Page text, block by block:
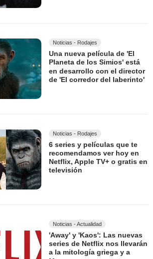
Noticias - Rodajes
Una nueva película de 'El
Planeta de los Simios' está
en desarrollo con el director
de 'El corredor del laberinto'
Noticias - Rodajes
6 series y películas que te
recomendamos ver hoy en
Netflix, Apple TV+ o gratis en
televisión
Noticias - Actualidad
'Away' y 'Kaos': Las nuevas
series de Netflix nos llevarán
a la mitología griega y a